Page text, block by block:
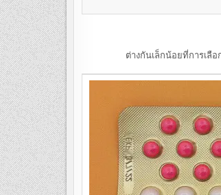
ต่างกันเล็กน้อยที่การเลือกใช้สี ซึ่